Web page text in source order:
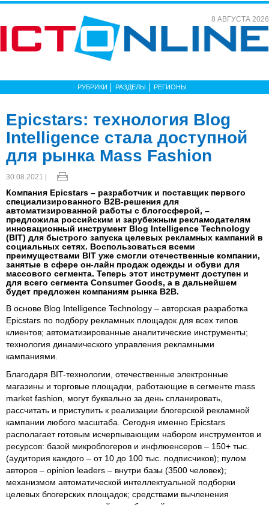
8 АВГУСТА 2026
РУБРИКИ РАЗДЕЛЫ РЕГИОНЫ
Epicstars: технология Blog
Intelligence стала доступной
для рынка Mass Fashion
30.08.2021 |
Компания Epicstars – разработчик и поставщик первого
специализированного B2B-решения для
автоматизированной работы с блогосферой, –
предложила российским и зарубежным рекламодателям
инновационный инструмент Blog Intelligence Technology
(BIT) для быстрого запуска целевых рекламных кампаний в
социальных сетях. Воспользоваться всеми
преимуществами BIT уже смогли отечественные компании,
занятые в сфере он-лайн продаж одежды и обуви для
массового сегмента. Теперь этот инструмент доступен и
для всего сегмента Consumer Goods, а в дальнейшем
будет предложен компаниям рынка B2B.
В основе Blog Intelligence Technology – авторская разработка
Epicstars по подбору рекламных площадок для всех типов
клиентов; автоматизированные аналитические инструменты;
технология динамического управления рекламными
кампаниями.
Благодаря BIT-технологии, отечественные электронные
магазины и торговые площадки, работающие в сегменте mass
market fashion, могут буквально за день спланировать,
рассчитать и приступить к реализации блогерской рекламной
кампании любого масштаба. Сегодня именно Epicstars
располагает готовым исчерпывающим набором инструментов и
ресурсов: базой микроблогеров и инфлюенсеров – 150+ тыс.
(аудитория каждого – от 10 до 100 тыс. подписчиков); пулом
авторов – opinion leaders – внутри базы (3500 человек);
механизмом автоматической интеллектуальной подборки
целевых блогерских площадок; средствами вычленения